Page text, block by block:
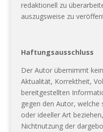
redaktionell zu
auszugsweise zu
Haftungsausschluss
Der Autor übernimmt
Aktualität, Korrektheit,
bereitgestellten
gegen den Autor, welche
oder ideeller Art
Nichtnutzung der